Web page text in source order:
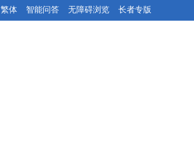
智能问答 无障碍浏览 长者专版
繁体